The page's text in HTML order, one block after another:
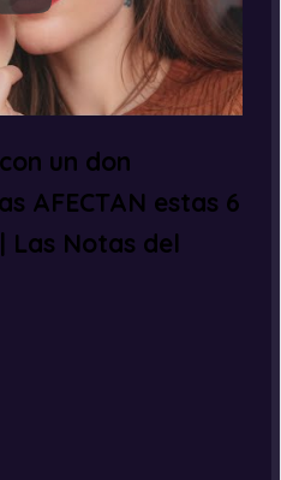
un don
AFECTAN estas 6
Las Notas del